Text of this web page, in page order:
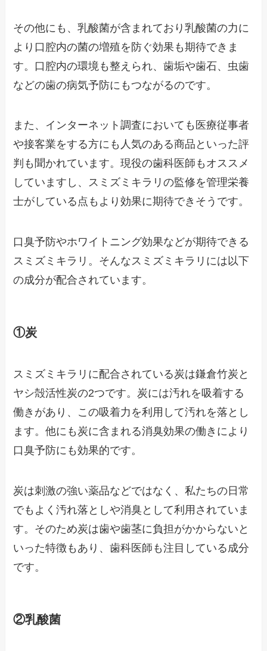
その他にも、乳酸菌が含まれており乳酸菌の力に
より口腔内の菌の増殖を防ぐ効果も期待できま
す。口腔内の環境も整えられ、歯垢や歯石、虫歯
などの歯の病気予防にもつながるのです。
また、インターネット調査においても医療従事者
や接客業をする方にも人気のある商品といった評
判も聞かれています。現役の歯科医師もオススメ
していますし、スミズミキラリの監修を管理栄養
士がしている点もより効果に期待できそうです。
口臭予防やホワイトニング効果などが期待できる
スミズミキラリ。そんなスミズミキラリには以下
の成分が配合されています。
①炭
スミズミキラリに配合されている炭は鎌倉竹炭と
ヤシ殻活性炭の2つです。炭には汚れを吸着する
働きがあり、この吸着力を利用して汚れを落とし
ます。他にも炭に含まれる消臭効果の働きにより
口臭予防にも効果的です。
炭は刺激の強い薬品などではなく、私たちの日常
でもよく汚れ落としや消臭として利用されていま
す。そのため炭は歯や歯茎に負担がかからないと
いった特徴もあり、歯科医師も注目している成分
です。
②乳酸菌